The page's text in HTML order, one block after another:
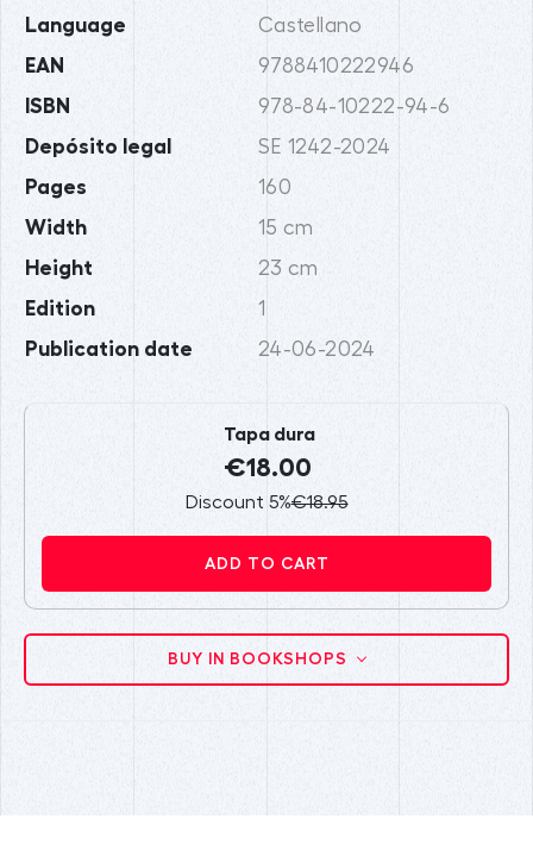
Language Castellano
EAN 9788410222946
ISBN 978-84-10222-94-6
Depósito legal SE 1242-2024
Pages 160
Width 15 cm
Height 23 cm
Edition 1
Publication date 24-06-2024
Tapa dura
€18.00
Discount 5%€18.95
ADD TO CART
BUY IN BOOKSHOPS